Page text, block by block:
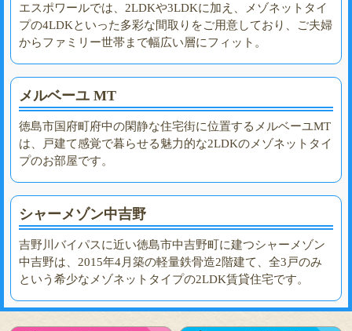
エスポワールでは、2LDKや3LDKに加え、メゾネットタイ
プの4LDKといった多彩な間取りをご用意しており、ご夫婦
からファミリー世帯まで幅広い層にフィット。
メルベーユ MT
徳島市国府町府中の閑静な住宅街に位置するメルベーユMT
は、戸建て感覚で暮らせる魅力的な2LDKのメゾネットタイ
プのお部屋です。
シャーメゾン中吉野
吉野川バイパスに近い徳島市中吉野町に建つシャーメゾン
中吉野は、2015年4月築の軽量鉄骨造2階建て、全3戸のみ
という希少なメゾネットタイプの2LDK賃貸住宅です。